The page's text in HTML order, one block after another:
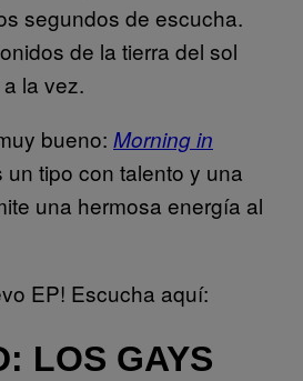
segundos de escucha.
de la tierra del sol
la vez.
bueno: Morning in
un tipo con talento y una
una hermosa energía al
EP! Escucha aquí:
LOS GAYS